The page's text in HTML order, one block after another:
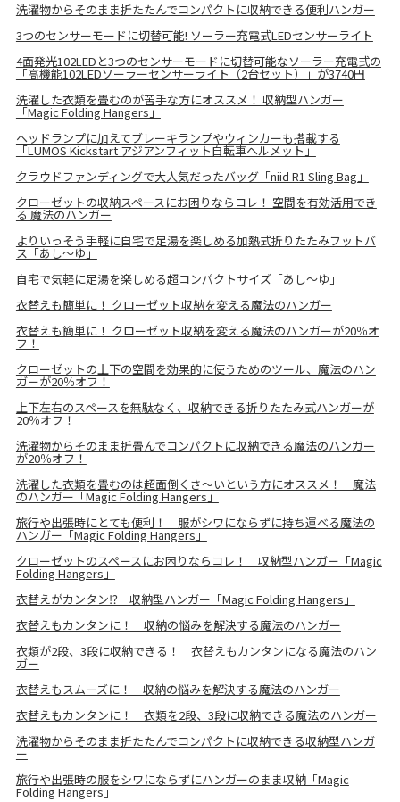
洗濯物からそのまま折たたんでコンパクトに収納できる便利ハンガー
3つのセンサーモードに切替可能! ソーラー充電式LEDセンサーライト
4面発光102LEDと3つのセンサーモードに切替可能なソーラー充電式の
「高機能102LEDソーラーセンサーライト（2台セット）」が3740円
洗濯した衣類を畳むのが苦手な方にオススメ！ 収納型ハンガー
「Magic Folding Hangers」
ヘッドランプに加えてブレーキランプやウィンカーも搭載する
「LUMOS Kickstart アジアンフィット自転車ヘルメット」
クラウドファンディングで大人気だったバッグ「niid R1 Sling Bag」
クローゼットの収納スペースにお困りならコレ！ 空間を有効活用でき
る 魔法のハンガー
よりいっそう手軽に自宅で足湯を楽しめる加熱式折りたたみフットバ
ス「あし～ゆ」
自宅で気軽に足湯を楽しめる超コンパクトサイズ「あし～ゆ」
衣替えも簡単に！ クローゼット収納を変える魔法のハンガー
衣替えも簡単に！ クローゼット収納を変える魔法のハンガーが20％オ
フ！
クローゼットの上下の空間を効果的に使うためのツール、魔法のハン
ガーが20％オフ！
上下左右のスペースを無駄なく、収納できる折りたたみ式ハンガーが
20％オフ！
洗濯物からそのまま折畳んでコンパクトに収納できる魔法のハンガー
が20％オフ！
洗濯した衣類を畳むのは超面倒くさ～いという方にオススメ！ 魔法
のハンガー「Magic Folding Hangers」
旅行や出張時にとても便利！ 服がシワにならずに持ち運べる魔法の
ハンガー「Magic Folding Hangers」
クローゼットのスペースにお困りならコレ！ 収納型ハンガー「Magic
Folding Hangers」
衣替えがカンタン⁉ 収納型ハンガー「Magic Folding Hangers」
衣替えもカンタンに！ 収納の悩みを解決する魔法のハンガー
衣類が2段、3段に収納できる！ 衣替えもカンタンになる魔法のハン
ガー
衣替えもスムーズに！ 収納の悩みを解決する魔法のハンガー
衣替えもカンタンに！ 衣類を2段、3段に収納できる魔法のハンガー
洗濯物からそのまま折たたんでコンパクトに収納できる収納型ハンガ
ー
旅行や出張時の服をシワにならずにハンガーのまま収納「Magic
Folding Hangers」